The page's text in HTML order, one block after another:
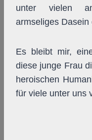
unter vielen
armseliges Dasein
Es bleibt mir,
diese junge Frau
heroischen
für viele unter uns